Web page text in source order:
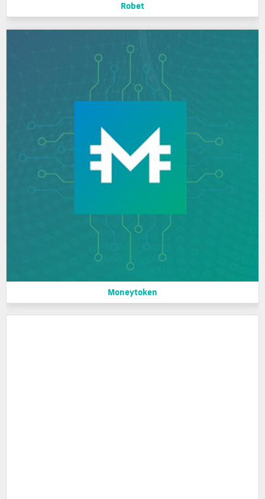
Robet
Moneytoken